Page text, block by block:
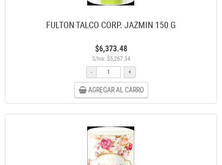
FULTON TALCO CORP. JAZMIN 150 G
$6,373.48
S/Iva: $5,267.34
-
+
AGREGAR AL CARRO